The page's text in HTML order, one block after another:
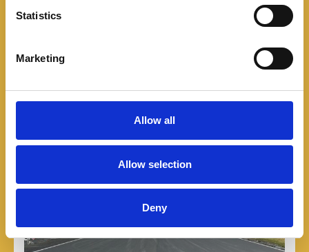
Statistics
Marketing
Allow all
Allow selection
Deny
los templos de la velocidad mundial. Y este 6 y 7 de
Leer más